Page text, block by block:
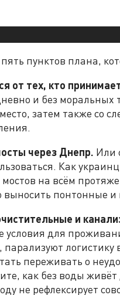
пунктов плана,
от тех, кто
и без моральных
затем также со
через Днепр. Или
Как
мостов на всём
выносить понтонные
и
условия для
переживать о
как без воды
не рефлексирует